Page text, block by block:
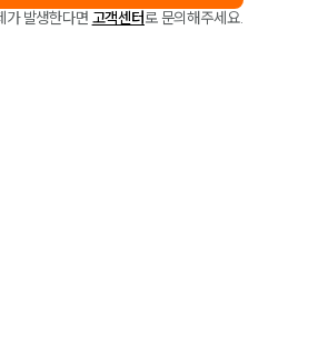
가 발생한다면 고객센터로 문의해주세요.